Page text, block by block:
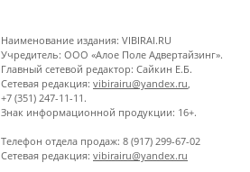
Наименование издания: VIBIRAI.RU
Учредитель: ООО «Алое Поле Адвертайзинг».
Главный сетевой редактор: Сайкин Е.Б.
Сетевая редакция: vibirairu@yandex.ru
+7 (351) 247-11-11.
Знак информационной продукции: 16+.
Телефон отдела продаж: 8 (917) 299-67-02
Сетевая редакция: vibirairu@yandex.ru